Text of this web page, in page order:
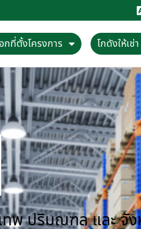
กที่ตั้งโครงการ โกดังให้เช่า
เทพ ปริมณฑล และ